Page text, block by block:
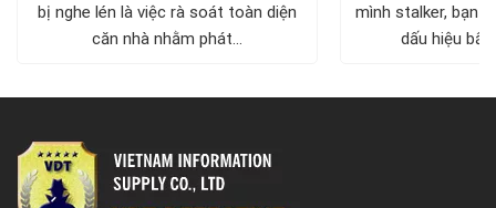
bị nghe lén là việc rà soát toàn diện
căn nhà nhằm phát...
mình stalker, bạn
dấu hiệu bất